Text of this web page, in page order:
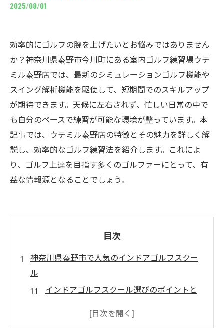
2025/08/01
効率的にゴルフの腕を上げたいとお悩みではありません
か？神奈川県秦野市今川町にある室内ゴルフ練習場ウテ
ミル秦野店では、最新のシミュレーションゴルフ機能や
スイング解析機能を駆使して、短期間でのスキルアップ
が期待できます。天候に左右されず、忙しい日常の中で
も自分のペースで練習が可能な環境が整っています。本
記事では、ウテミル秦野店の特徴とその魅力を詳しく解
説し、効率的なゴルフ練習法を紹介します。これによ
り、ゴルフ上達を目指す多くのゴルファーにとって、有
益な情報源となることでしょう。
目次
神奈川県秦野市で人気のインドアゴルフスクー
ル
インドアゴルフスクール選びのポイントと
秦野の最新シミュレーションゴルフ体験談